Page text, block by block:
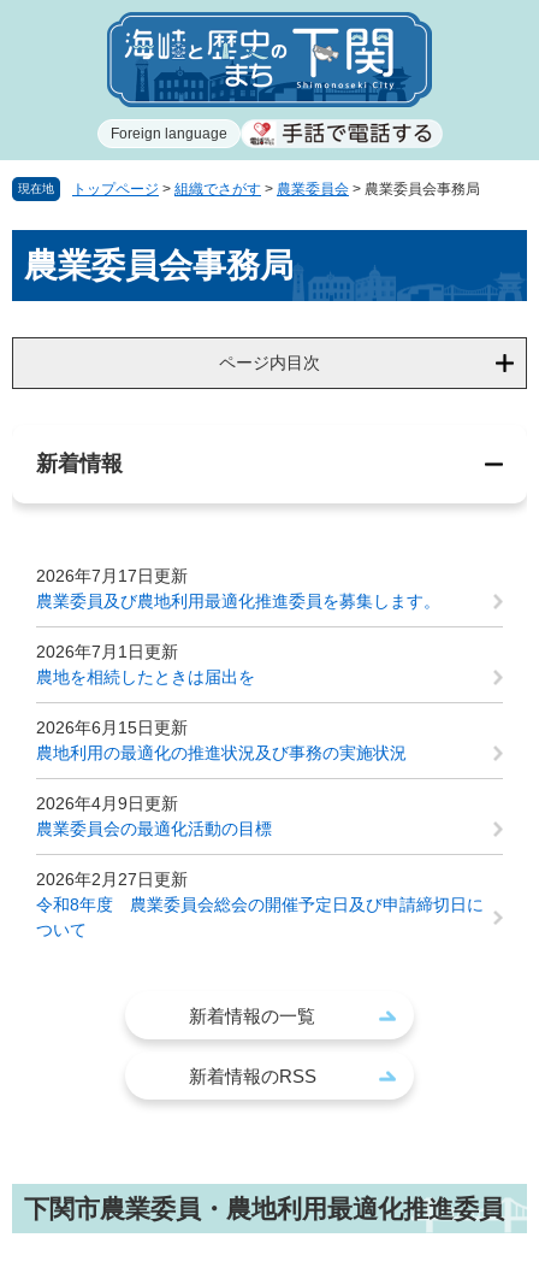
で
ば
Foreign language
現在地 トップページ > 組織でさがす > 農業委員会 > 農業委員会事務局
文農業委員会事務局
ページ内目次
新着情報
2026年7月17日更新
農業委員及び農地利用最適化推進委員を募集します。
2026年7月1日更新
農地を相続したときは届出を
2026年6月15日更新
農地利用の最適化の推進状況及び事務の実施状況
2026年4月9日更新
農業委員会の最適化活動の目標
2026年2月27日更新
令和8年度 農業委員会総会の開催予定日及び申請締切日に
ついて
新着情報の一覧
新着情報のRSS
下関市農業委員・農地利用最適化推進委員